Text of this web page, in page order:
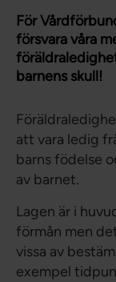
För
försvara våra
barnens skull!
att vara ledig
barns födelse
av barnet.
Lagen är i
förmån men
vissa av
exempel